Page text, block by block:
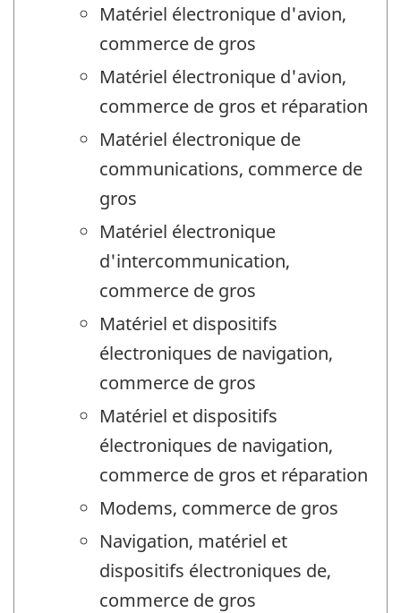
Matériel électronique d'avion,
commerce de gros
Matériel électronique d'avion,
commerce de gros et réparation
Matériel électronique de
communications, commerce de
gros
Matériel électronique
d'intercommunication,
commerce de gros
Matériel et dispositifs
électroniques de navigation,
commerce de gros
Matériel et dispositifs
électroniques de navigation,
commerce de gros et réparation
Modems, commerce de gros
Navigation, matériel et
dispositifs électroniques de,
commerce de gros